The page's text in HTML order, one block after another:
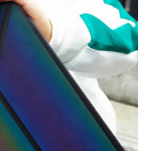
訊註冊。若發現惡意使用之情形，
之使用額度並採取法律行動。